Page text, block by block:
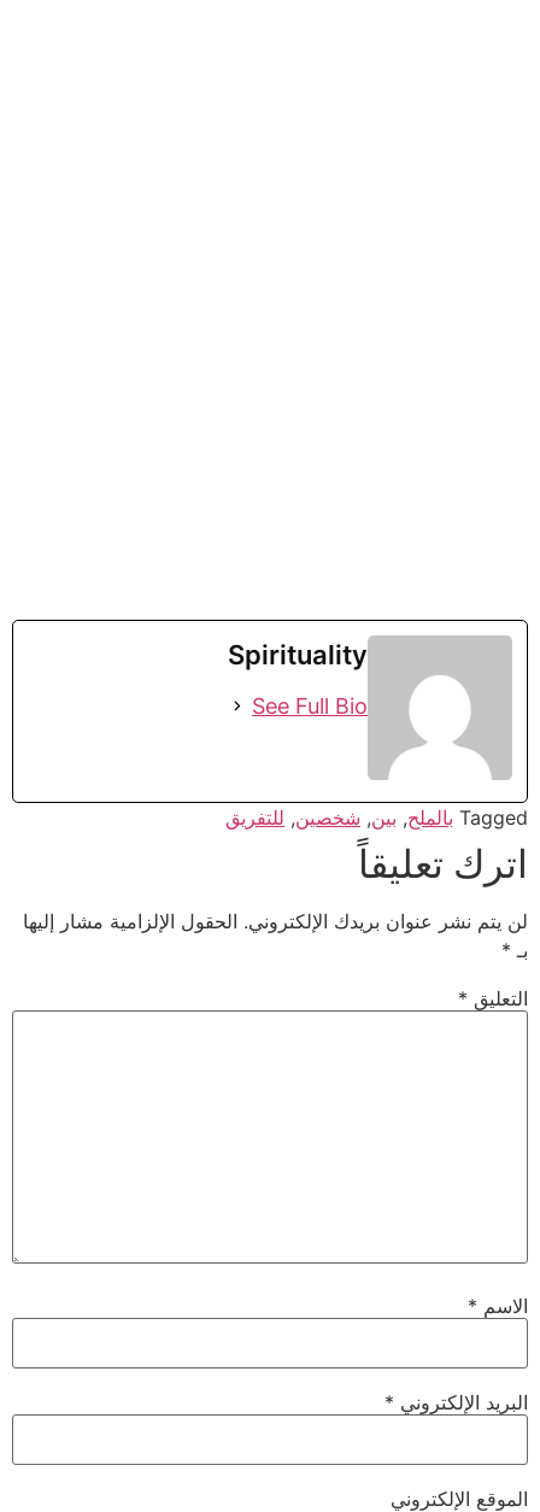
Spirituality
See Full Bio
Tagged بالملح, بين, شخصين, للتفريق
اترك تعليقاً
لن يتم نشر عنوان بريدك الإلكتروني. الحقول الإلزامية مشار إليها
بـ *
التعليق *
الاسم *
البريد الإلكتروني *
الموقع الإلكتروني